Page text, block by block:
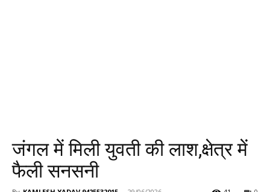
जंगल में मिली युवती की लाश,क्षेत्र में
फैली सनसनी